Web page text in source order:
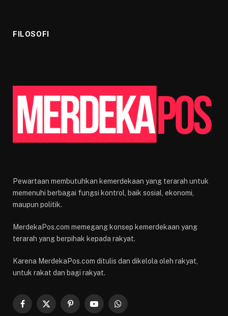
FILOSOFI
Pewartaan membutuhkan kemerdekaan yang terarah untuk
memenuhi berbagai fungsi kontrol, baik sosial, ekonomi,
maupun politik.
MerdekaPos.com memegang konsep kemerdekaan yang
terarah yang berpihak kepada rakyat.
Karena MerdekaPos.com ditulis dan dikelola oleh rakyat,
untuk rakat dan bagi rakyat.
Facebook
X
PinterestYouTubeWhatsApp